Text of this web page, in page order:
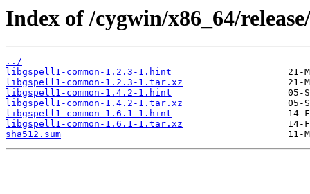
Index of /cygwin/x86_64/
../
libgspell1-common-1.2.3-1.hint
libgspell1-common-1.2.3-1.tar.xz
libgspell1-common-1.4.2-1.hint
libgspell1-common-1.4.2-1.tar.xz
libgspell1-common-1.6.1-1.hint
libgspell1-common-1.6.1-1.tar.xz
sha512.sum